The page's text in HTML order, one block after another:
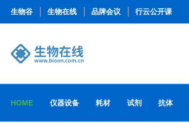
生物谷 生物在线 品牌会议 行云公开课
HOME 仪器设备 耗材 试剂 抗体